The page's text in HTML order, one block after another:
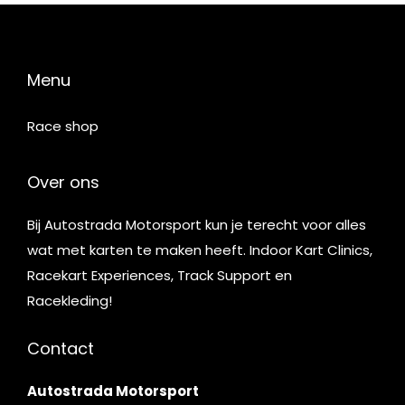
Menu
Race shop
Over ons
Bij Autostrada Motorsport kun je terecht voor alles
wat met karten te maken heeft. Indoor Kart Clinics,
Racekart Experiences, Track Support en
Racekleding!
Contact
Autostrada Motorsport